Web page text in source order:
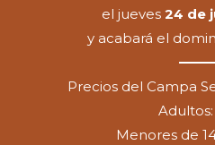
el jueves 24 de
y acabará el
Precios del Campa
Menores de